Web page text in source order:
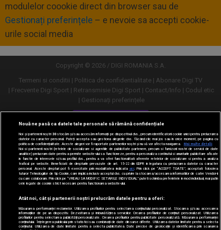
modulelor coookie direct din browser sau de
Gestionați preferințele – e nevoie sa accepti cookie-
urile social media
Copyright © 2026 / DIGI ROMANIA S.A.
Termeni si conditii
Politica de confidentialitate
Abonare Digi TV
Frecvente Digi Sport
Retransmisie Digi Sport Contact/Info
Codul etic
Gestionați preferințele
Versiune desktop
Nouă ne pasă ca datele tale personale să rămână confidențiale
Noi și partenerii noștri30stocăm și/sau accesăm informații pe dispozitivul dvs., precum identificatorii cookie unici pentru prelucrarea
datelor cu caracter personal. Puteți accepta sau gestiona alegerile dvs. făcând clic mai jos sau în orice moment, pe pagina cu
politica de confidențialitate. Aceste alegeri vor fi raportate partenerilor noștri și nu vă vor afecta navigarea.
Mai multe detalii
Noi si partenerii nostri (retelele de socializare si agentiile de publicitate partenere, precum si furnizorii nostri de servicii de date
analitice) prelucram date pentru a permite website-ului sa functioneze, pentru a personaliza continutul si anunturile publicitare afisate
in functie de interesele si/sau profilul dvs., pentru a va oferi functionalitati aferente retelelor de socializare si pentru a analiza
traficul pe website. Beneficiati de drepturile prevazute de art. 15-22 din GDPR in legatura cu prelucrarea datelor cu caracter
personal. Aceste drepturi pot fi exercitate prin modalitatea indicata aici. Prin click pe “ACCEPT TOATE”, acceptati folosirea
tuturor Tehnologiilor de tip Cookie, care implica inclusiv acceptul dvs. cu privire la stocarea/accesarea informatiilor de catre Vendor-ii
cu care colaboram. Prin click pe “VREAU SA MODIFIC SETARILE INDIVIDUAL” puteti schimba preferintele in mod individual, mai putin
cele legate de cookie strict necesare pentru functionarea website-ului.
Atât noi, cât și partenerii noștri prelucrăm datele pentru a oferi:
Măsurarea performanței reclamelor. Utilizarea profilurilor pentru selectarea conținutului personalizat. Stocarea și/sau accesarea
informațiilor de pe un dispozitiv. Dezvoltarea și îmbunătățirea serviciilor. Crearea profilurilor de conținut personalizat. Utilizarea
profilurilor pentru selectarea publicității personalizate. Crearea profilurilor pentru publicitate personalizată. Măsurarea performanței
conținutului. Înțelegerea publicului prin statistici sau combinații de date din surse diferite. Utilizarea datelor limitate pentru a selecta
conținutul. Utilizarea de date limitate pentru a selecta publicitatea. Date precise de geolocație și identificarea prin scanarea